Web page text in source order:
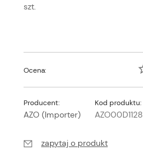
szt.
Ocena:
Producent:
AZO (Importer)
Kod produktu:
AZO00D1128
zapytaj o produkt